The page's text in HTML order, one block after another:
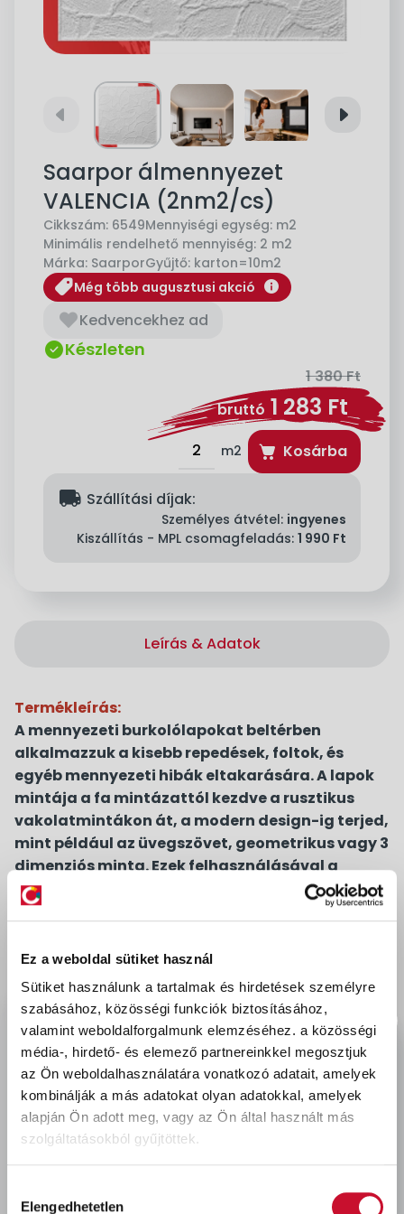
Ez a weboldal sütiket használ
Sütiket használunk a tartalmak és hirdetések személyre
szabásához, közösségi funkciók biztosításához,
valamint weboldalforgalmunk elemzéséhez. a közösségi
média-, hirdető- és elemező partnereinkkel megosztjuk
az Ön weboldalhasználatára vonatkozó adatait, amelyek
kombinálják a más adatokat olyan adatokkal, amelyek
alapján Ön adott meg, vagy az Ön által használt más
szolgáltatásokból gyűjtöttek.
kiválasztása
Elengedhetetlen
left right
Saarpor álmennyezet
VALENCIA (2nm2/cs)
Cikkszám: 6549Mennyiségi egység: m2
Minimális rendelhető mennyiség: 2 m2
Márka: SaarporGyűjtő: karton=10m2
Még több augusztusi akció info
Kedvencekhez ad
Készleten
1 380Ft
bruttó 1 283 Ft
m2 Kosárba
delivery Szállítási díjak:
Személyes átvétel: ingyenes
Kiszállítás - MPL csomagfeladás: 1 990 Ft
Leírás & Adatok
Termékleírás:
A mennyezeti burkolólapokat beltérben
alkalmazzuk a kisebb repedések, foltok, és
egyéb mennyezeti hibák eltakarására. A lapok
mintája a fa mintázattól kezdve a rusztikus
vakolatmintákon át, a modern design-ig terjed,
mint például az üvegszövet, geometrikus vagy 3
dimenziós minta. Ezek felhasználásával a
mennyezet egy jellegtelen felületből látványos
alkotóelemmé válhat. Lényeges előnyt jelent az
jár piszokkal, és nincs szükség különösebb
alapozásra. Csekély súlyának köszönhetően
szinte bármilyen alapra felragasztható.
Felhasználás:
A felületnek tisztának, száraznak, szilárdnak,
simának és teherbírónak kell lenni. A termékek
vágásához elegendő egy élesebb kés. A
felrakást célszerű a mennyezet középpontjától
kezdeni. A felrakáshoz a DECOSA® Styropor
szorosan egymás mellé illesztve tegyük fel, az